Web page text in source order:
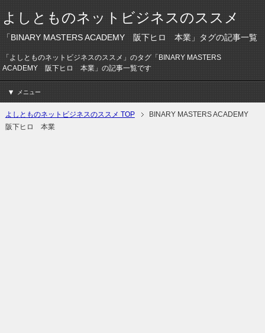
よしとものネットビジネスのススメ
「BINARY MASTERS ACADEMY 阪下ヒロ 本業」タグの記事一覧
「よしとものネットビジネスのススメ」のタグ「BINARY MASTERS
ACADEMY 阪下ヒロ 本業」の記事一覧です
メニュー
よしとものネットビジネスのススメ TOP
BINARY MASTERS ACADEMY
阪下ヒロ 本業